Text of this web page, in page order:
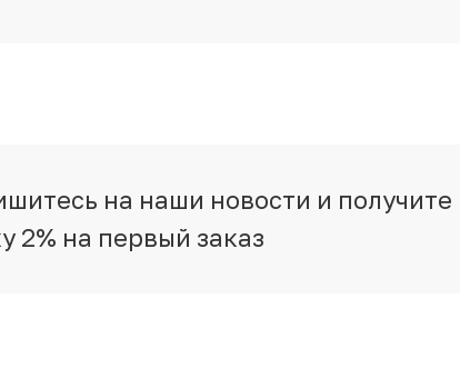
на наши новости и получите
2% на первый заказ